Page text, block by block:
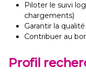
Piloter le suivi
chargements)
Garantir la
Contribuer au
Profil